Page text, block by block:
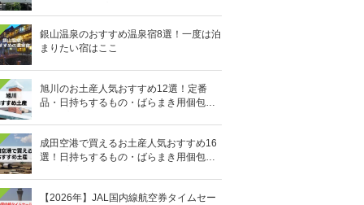
銀山温泉のおすすめ温泉宿8選！一度は泊
まりたい宿はここ
旭川のお土産人気おすすめ12選！定番
品・日持ちするもの・ばらまき用個包装
成田空港で買えるお土産人気おすすめ16
選！日持ちするもの・ばらまき用個包装
【2026年】JAL国内線航空券タイムセー